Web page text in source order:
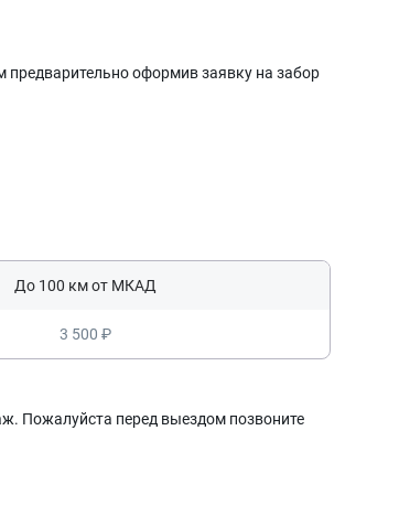
оформив заявку на забор
До 100 км от МКАД
3 500 ₽
Пожалуйста перед выездом позвоните